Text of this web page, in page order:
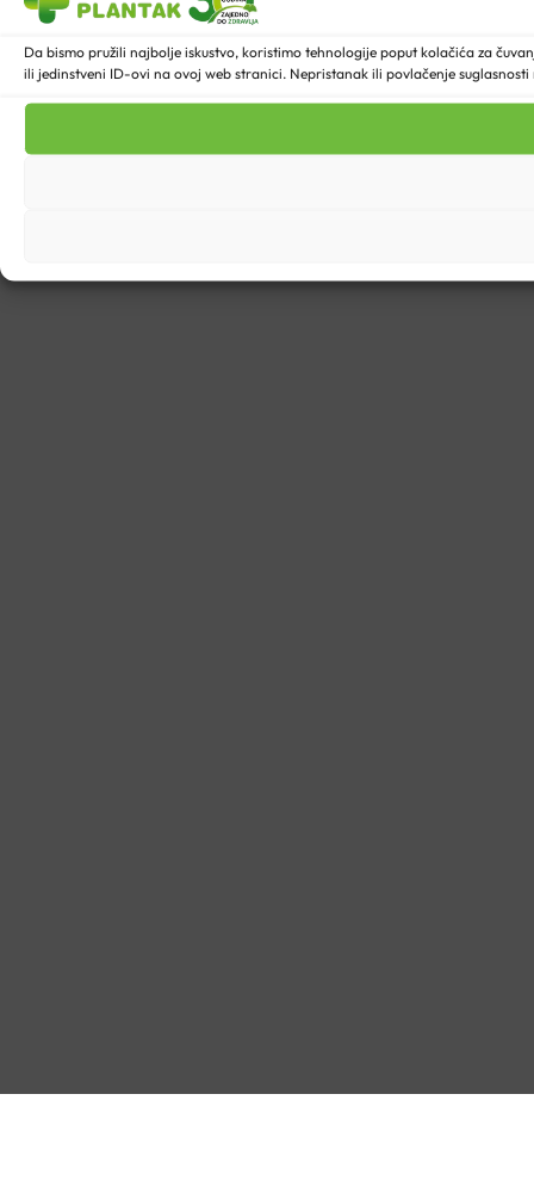
Da bismo pružili najbolje iskustvo, koristimo tehnologije poput kolačića za
ili jedinstveni ID-ovi na ovoj web stranici. Nepristanak ili povlačenje